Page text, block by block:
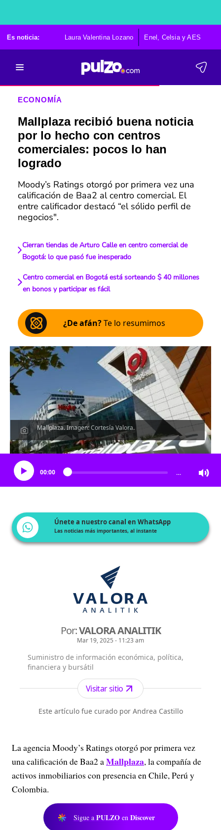
Es noticia: Laura Valentina Lozano Enel, Celsia y AES
ECONOMÍA
Mallplaza recibió buena noticia
por lo hecho con centros
comerciales: pocos lo han
logrado
Moody’s Ratings otorgó por primera vez una
calificación de Baa2 al centro comercial. El
entre calificador destacó “el sólido perfil de
negocios".
Cierran tiendas de Arturo Calle en centro comercial de
Bogotá: lo que pasó fue inesperado
Centro comercial en Bogotá está sorteando $ 40 millones
en bonos y participar es fácil
¿De afán?Te lo resumimos
Mallplaza. Imagen: Cortesía Valora.
Escucha el artículo
00:00 …
Únete a nuestro canal en WhatsApp
Las noticias más importantes, al instante
Por:VALORA ANALITIK
Mar 19, 2025 - 11:23 am
Suministro de información económica, política,
financiera y bursátil
Visitar sitio
Este artículo fue curado por Andrea Castillo
La agencia Moody’s Ratings otorgó por primera vez
una calificación de Baa2 aMallplaza, la compañía de
activos inmobiliarios con presencia en Chile, Perú y
Colombia.
Sigue a PULZO en Discover